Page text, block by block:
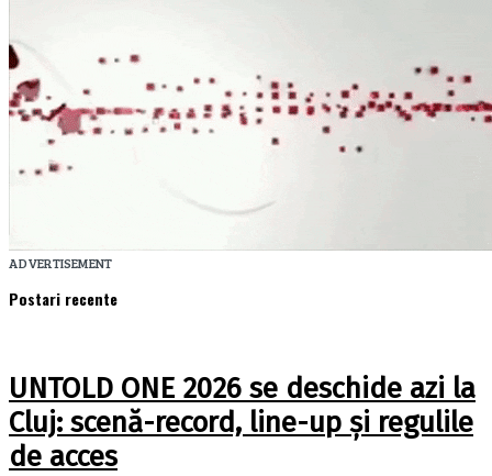
ADVERTISEMENT
Postari recente
UNTOLD ONE 2026 se deschide azi la
Cluj: scenă-record, line-up și regulile
de acces